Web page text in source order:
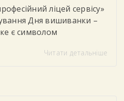
ліцей сервісу»
Дня вишиванки –
є символом
та любові до рідної
Читати детальніше